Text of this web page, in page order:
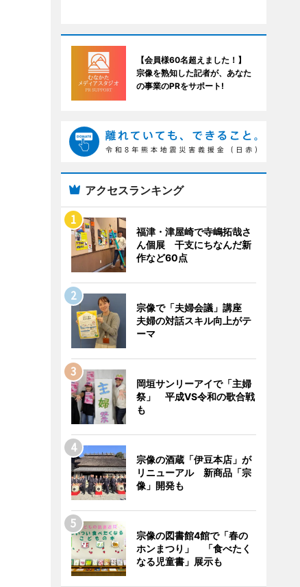
【会員様60名超えました！】
宗像を熟知した記者が、あなた
の事業のPRをサポート!
アクセスランキング
福津・津屋崎で寺嶋拓哉さ
ん個展 干支にちなんだ新
作など60点
宗像で「夫婦会議」講座
夫婦の対話スキル向上がテ
ーマ
岡垣サンリーアイで「主婦
祭」 平成VS令和の歌合戦
も
宗像の酒蔵「伊豆本店」が
リニューアル 新商品「宗
像」開発も
宗像の図書館4館で「春の
ホンまつり」 「食べたく
なる児童書」展示も